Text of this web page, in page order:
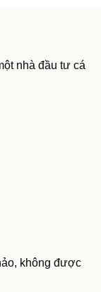
nhà đầu tư cá
không được